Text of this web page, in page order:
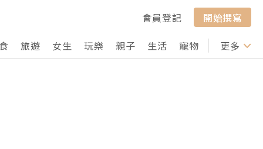
會員登記
開始撰寫
旅遊 女生 玩樂 親子 生活 寵物 行山 打卡
更多